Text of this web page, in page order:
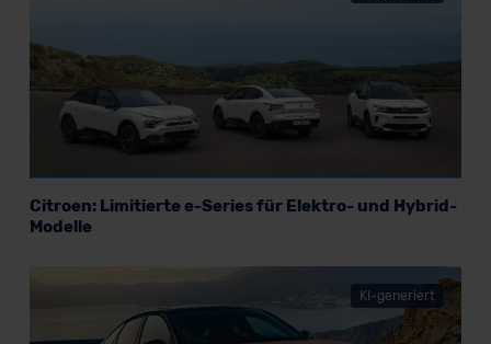
Citroen: Limitierte e-Series für Elektro- und Hybrid-
Modelle
KI-generiert